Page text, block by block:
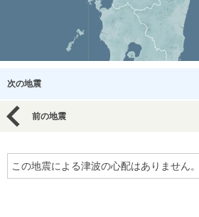
次の地震
前の地震
この地震による津波の心配はありません。